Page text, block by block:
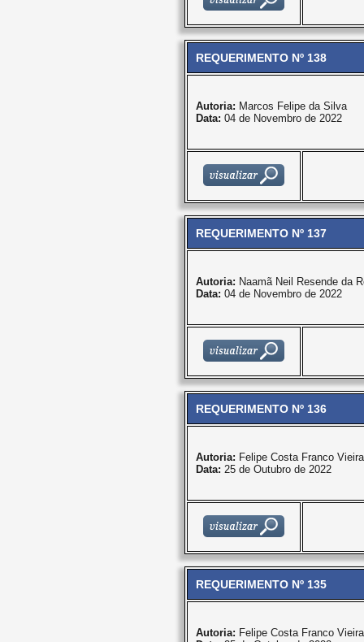
REQUERIMENTO Nº 138
Autoria: Marcos Felipe da Silva
Data: 04 de Novembro de 2022
REQUERIMENTO Nº 137
Autoria: Naamã Neil Resende da
Data: 04 de Novembro de 2022
REQUERIMENTO Nº 136
Autoria: Felipe Costa Franco Vieira
Data: 25 de Outubro de 2022
REQUERIMENTO Nº 135
Autoria: Felipe Costa Franco Vieira